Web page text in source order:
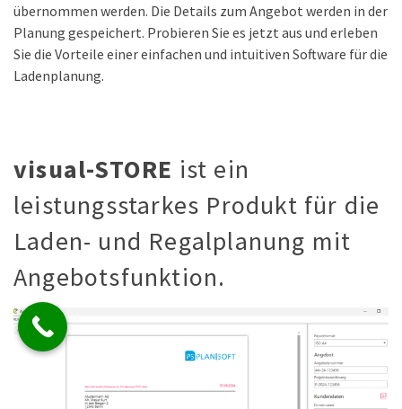
übernommen werden. Die Details zum Angebot werden in der
Planung gespeichert. Probieren Sie es jetzt aus und erleben
Sie die Vorteile einer einfachen und intuitiven Software für die
Ladenplanung.
visual-STORE ist ein
leistungsstarkes Produkt für die
Laden- und Regalplanung mit
Angebotsfunktion.